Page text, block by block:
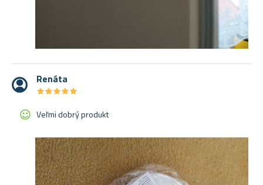
Renáta
★★★★★
★★★★★
Veľmi dobrý produkt